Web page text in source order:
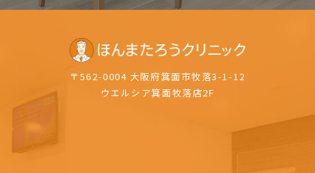
〒562-0004 大阪府箕面市牧落3-1-12
ウエルシア箕面牧落店2F